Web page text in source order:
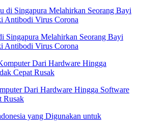
Singapura Melahirkan Seorang Bayi
Antibodi Virus Corona
Dari Hardware Hingga Software
Rusak